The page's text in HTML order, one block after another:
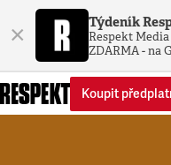
× Týdeník
Respekt Media
ZDARMA - na
Koupit